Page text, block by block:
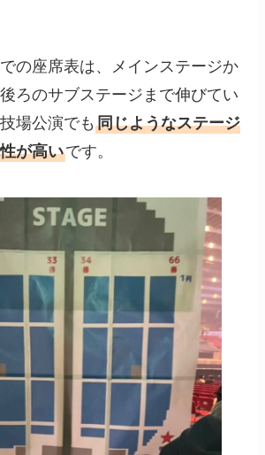
の座席表は、メインステージか
ろのサブステージまで伸びてい
場公演でも同じようなステージ
が高いです。